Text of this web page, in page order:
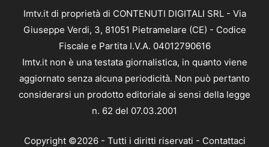
Imtv.it di proprietà di CONTENUTI DIGITALI SRL - Via
Giuseppe Verdi, 3, 81051 Pietramelare (CE) - Codice
Fiscale e Partita I.V.A. 04012790616
Imtv.it non è una testata giornalistica, in quanto viene
aggiornato senza alcuna periodicità. Non può pertanto
considerarsi un prodotto editoriale ai sensi della legge
n. 62 del 07.03.2001
Copyright ©2026 - Tutti i diritti riservati - Contattaci